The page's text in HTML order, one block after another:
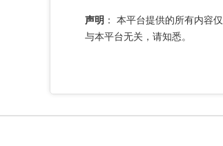
声明 ： 本平台提供的所有内容
与本平台无关，请知悉。